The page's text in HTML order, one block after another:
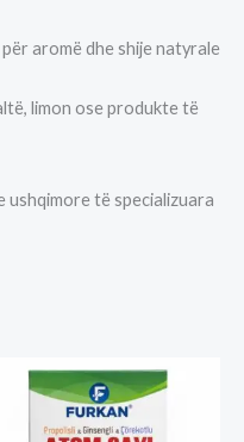
aromë dhe shije natyrale
limon ose produkte të
të specializuara